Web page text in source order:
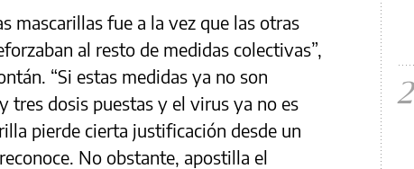
mascarillas fue a la vez que las otras
al resto de medidas colectivas”,
“Si estas medidas ya no son
tres dosis puestas y el virus ya no es
pierde cierta justificación desde un
No obstante, apostilla el
2